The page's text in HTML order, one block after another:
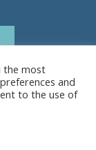
the most
and
to the use of